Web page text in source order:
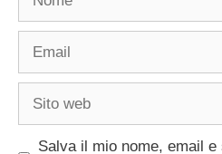
Salva il mio nome, email